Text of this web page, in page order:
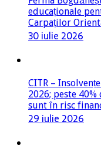
educaționale
Carpaților
30 iulie 2026
CITR –
2026; peste
sunt în risc
29 iulie 2026